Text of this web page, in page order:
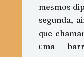
mesmos
segunda,
que
uma